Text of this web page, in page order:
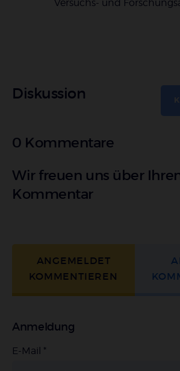
Versuchs- und
Diskussion
0 Kommentare
Wir freuen uns über
Kommentar
ANGEMELDET
KOMMENTIEREN
Anmeldung
E-Mail *